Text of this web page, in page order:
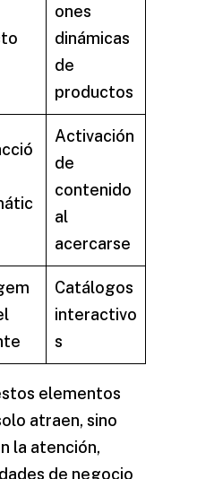
ones
dinámicas
de
productos
Activación
de
contenido
al
acercarse
Catálogos
interactivo
s
elementos
atraen, sino
la atención,
de negocio